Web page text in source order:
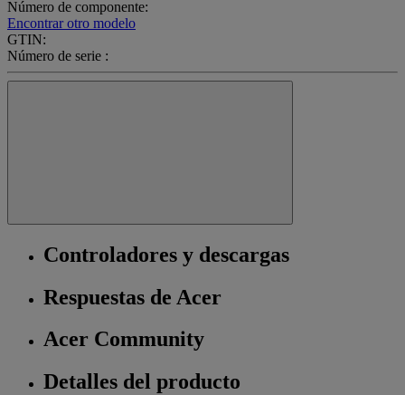
Número de componente:
Encontrar otro modelo
GTIN:
Número de serie :
Controladores y descargas
Respuestas de Acer
Acer Community
Detalles del producto